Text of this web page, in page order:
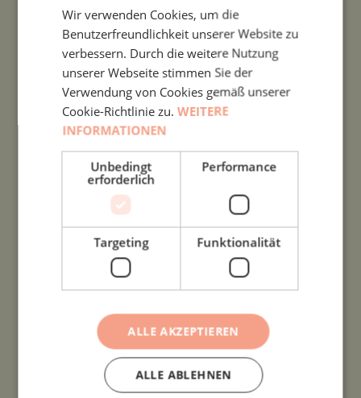
Wir verwenden Cookies, um die
Benutzerfreundlichkeit unserer Website zu
verbessern. Durch die weitere Nutzung
unserer Webseite stimmen Sie der
Verwendung von Cookies gemäß unserer
Cookie-Richtlinie zu.WEITERE
INFORMATIONEN
Unbedingt
erforderlich
Performance
Targeting Funktionalität
ALLE AKZEPTIEREN
ALLE ABLEHNEN